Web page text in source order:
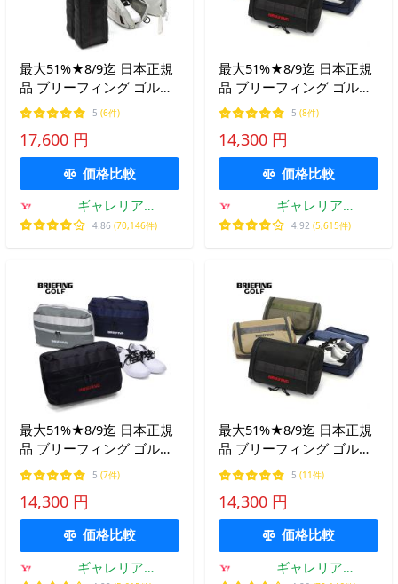
最大51%★8/9迄 日本正規
品 ブリーフィング ゴルフ
シューズケース BRIEFING
GOLF シューズバッグ PRO
SERIES SEPARATE SHOES
CASE PRO AIR BRG253G16
5 (6件)
17,600 円
価格比較
ギャレリア
Bag&Luggage
4.86 (70,146件)
最大51%★8/9迄 日本正規
品 ブリーフィング ゴルフ
シューズケース スポーツ
BRIEFING GOLF メンズ レ
ディース STANDARD
SERIES SHOES CASE STD
BRG253G25
5 (8件)
14,300 円
価格比較
ギャレリア
Bag&Luggage ANNEX
4.92 (5,615件)
最大51%★8/9迄 日本正規
品 ブリーフィング ゴルフ
シューズケース スポーツ
メンズ レディース 靴
BRIEFING GOLF ゴルフシ
ューズケース BRG251G18
5 (7件)
14,300 円
価格比較
ギャレリア
最大51%★8/9迄 日本正規
品 ブリーフィング ゴルフ
シューズケース スポーツ
BRIEFING GOLF メンズ レ
ディース STANDARD
SERIES SHOES CASE STD
BRG253G25
5 (11件)
14,300 円
価格比較
ギャレリア